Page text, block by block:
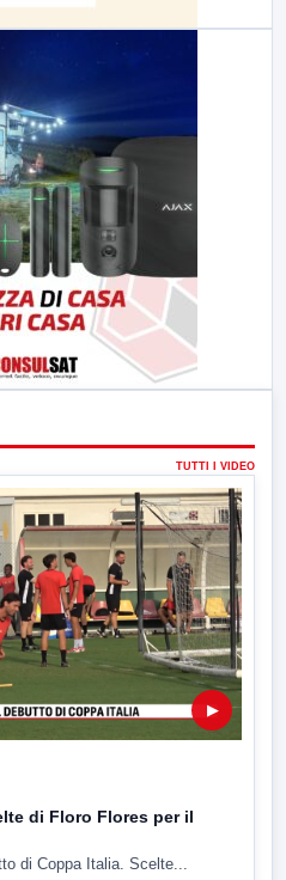
TUTTI I VIDEO
▶
di Floro Flores per il
di Coppa Italia. Scelte...